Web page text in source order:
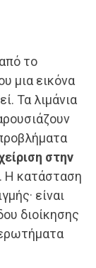
το
μια εικόνα
Τα λιμάνια
στην
Η κατάσταση
είναι
διοίκησης